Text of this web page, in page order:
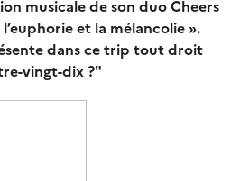
musicale de son duo Cheers
et la mélancolie ».
dans ce trip tout droit
vingt-dix ?"